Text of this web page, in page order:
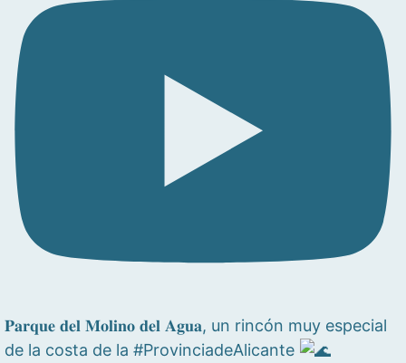
𝐏𝐚𝐫𝐪𝐮𝐞 𝐝𝐞𝐥 𝐌𝐨𝐥𝐢𝐧𝐨 𝐝𝐞𝐥 𝐀𝐠𝐮𝐚, un rincón muy especial
de la costa de la #ProvinciadeAlicante